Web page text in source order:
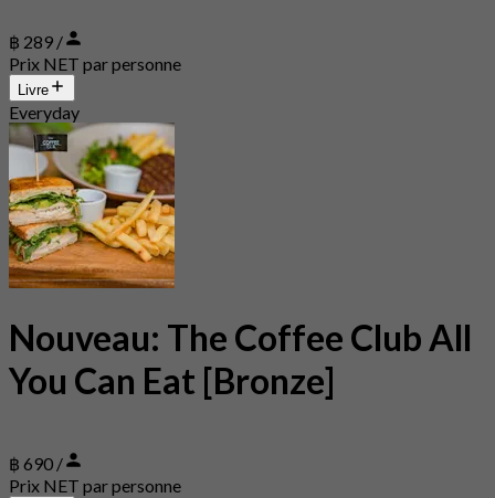
฿ 289 /
Prix NET par personne
Livre
Everyday
Nouveau: The Coffee Club All
You Can Eat [Bronze]
฿ 690 /
Prix NET par personne